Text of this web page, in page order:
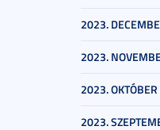
2023.
2023.
2023. OKTÓBER
2023.